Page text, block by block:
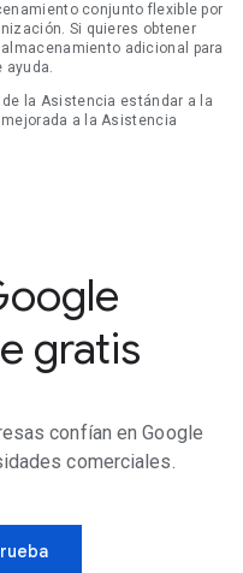
conjunto flexible por
Si quieres obtener
adicional para
ayuda.
la Asistencia estándar a la
a la Asistencia
gratis
confían en Google
comerciales.